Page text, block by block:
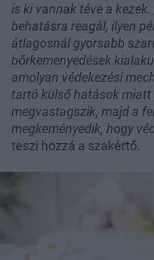
is ki vannak téve a
behatásra reagál, ilyen
átlagosnál gyorsabb
bőrkemenyedések
amolyan védekezési
tartó külső hatások miatt
megvastagszik, majd a
megkeményedik, hogy
teszi hozzá a szakértő.